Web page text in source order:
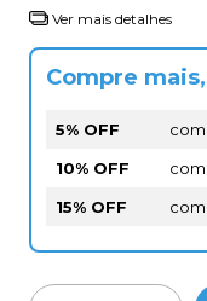
Ver mais detalhes
Compre
5% OFF
10% OFF
15% OFF